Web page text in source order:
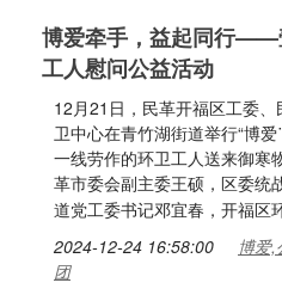
博爱牵手，益起同行——
工人慰问公益活动
12月21日，民革开福区工委
卫中心在青竹湖街道举行“博
一线劳作的环卫工人送来御寒
革市委会副主委王硕，区委统
道党工委书记邓宜春，开福区
2024-12-24 16:58:00
博爱
团